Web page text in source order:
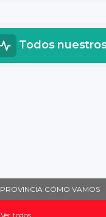
Todos
PROVINCIA CÓMO VAMOS
Ver todos